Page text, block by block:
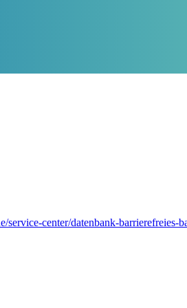
service-center/datenbank-barrierefreies-